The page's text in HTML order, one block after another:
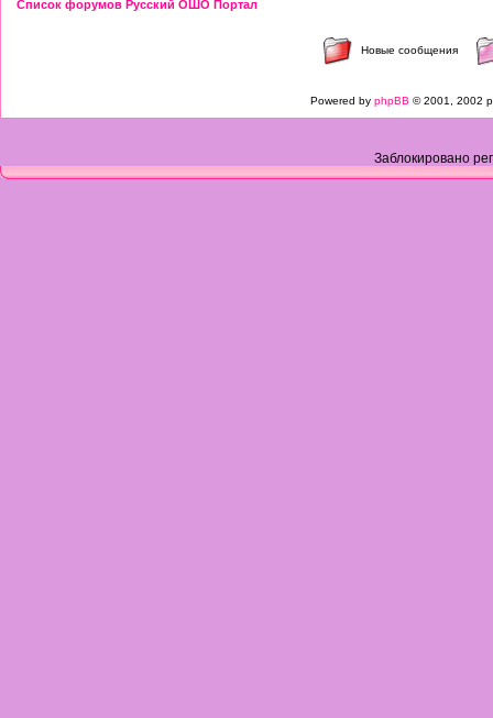
Список форумов Русский ОШО Портал
Новые сообщения
Powered by phpBB © 2001, 2002
Заблокировано